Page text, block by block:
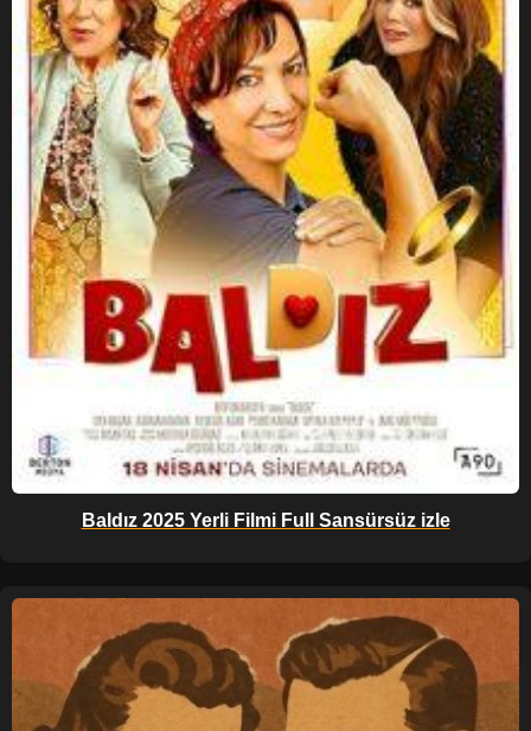
Baldız 2025 Yerli Filmi Full Sansürsüz izle